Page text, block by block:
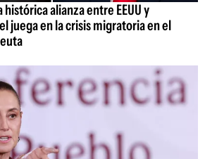
alianza entre EEUU y
juega en la crisis migratoria en el